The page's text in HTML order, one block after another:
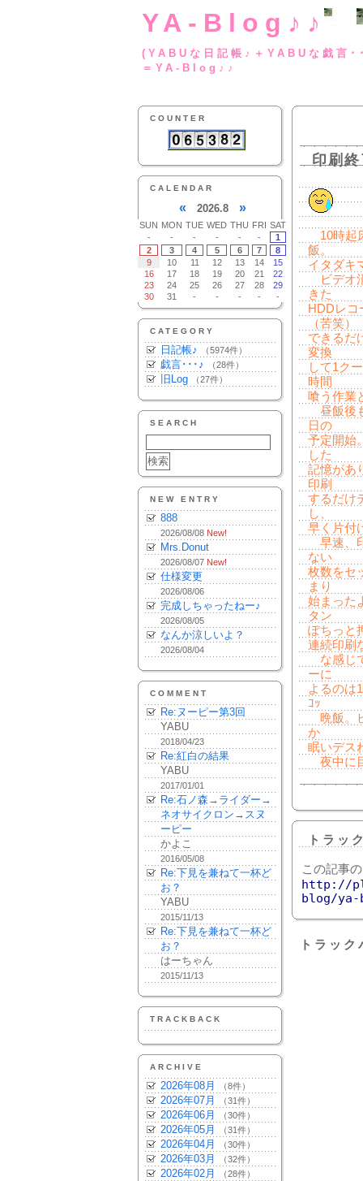
YA-Blog♪♪
(YABUな日記帳♪
＝YA-Blog♪♪
COUNTER
CALENDAR
« 2026.8 »
SUN MON TUE WED THU FRI SAT
-
- - - - -
1
2
3 4 5 6 7
8
9
10 11 12 13 14
15
16
17 18 19 20 21
22
23
24 25 26 27 28
29
30
31 - - - - -
CATEGORY
日記帳♪ （5974件）
戯言･･･♪ （28件）
旧Log （27件）
SEARCH
NEW ENTRY
888
2026/08/08 New!
Mrs.Donut
2026/08/07 New!
仕様変更
2026/08/06
完成しちゃったねー♪
2026/08/05
なんか涼しいよ？
2026/08/04
COMMENT
Re:ヌーピー第3回
YABU
2018/04/23
Re:紅白の結果
YABU
2017/01/01
Re:石ノ森→ライダー→
ネオサイクロン→スヌ
ーピー
かよこ
2016/05/08
Re:下見を兼ねて一杯ど
お？
YABU
2015/11/13
Re:下見を兼ねて一杯ど
お？
はーちゃん
2015/11/13
TRACKBACK
ARCHIVE
2026年08月 （8件）
2026年07月 （31件）
2026年06月 （30件）
2026年05月 （31件）
2026年04月 （30件）
2026年03月 （32件）
2026年02月 （28件）
印刷
10時起
飯。
イタダキ
ビデオ
きた
HDDレ
（苦笑）
できるだ
変換
して1ク
時間
喰う作業
昼飯後
日の
予定開始
した
記憶があ
印刷
するだけ
し、
早く片付
早速、
ない
枚数をセ
まり
始まった
タン
ぽちっと
連続印刷
な感じ
ーに
よるのは
ｺｯ
晩飯。
か
眠いデス
夜中に
トラッ
この記事
http://
blog/ya-
トラッ